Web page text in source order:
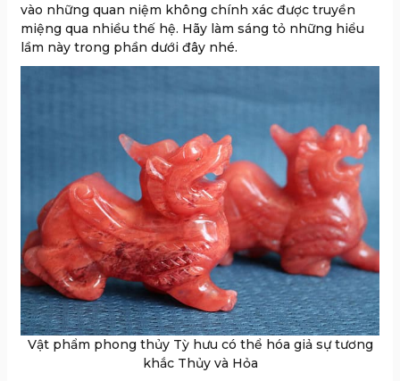
vào những quan niệm không chính xác được truyền
miệng qua nhiều thế hệ. Hãy làm sáng tỏ những hiểu
lầm này trong phần dưới đây nhé.
Vật phẩm phong thủy Tỳ hưu có thể hóa giả sự tương
khắc Thủy và Hỏa